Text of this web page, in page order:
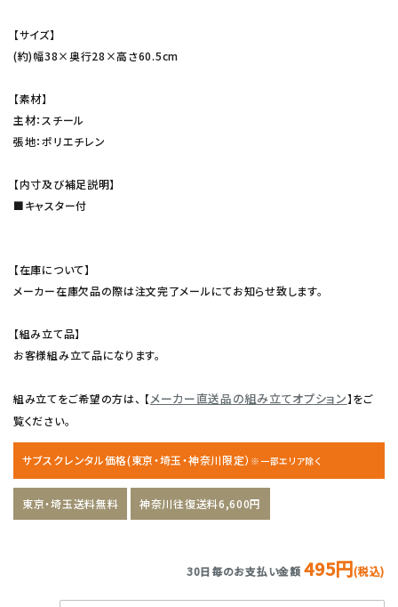
【サイズ】
(約)幅38×奥行28×高さ60.5cm
【素材】
主材：スチール
張地：ポリエチレン
【内寸及び補足説明】
■キャスター付
【在庫について】
メーカー在庫欠品の際は注文完了メールにてお知らせ致します。
【組み立て品】
お客様組み立て品になります。
組み立てをご希望の方は、 【メーカー直送品の組み立てオプション】をご
覧ください。
サブスクレンタル価格(東京・埼玉・神奈川限定） ※一部エリア除く
東京・埼玉送料無料 神奈川往復送料6,600円
30日毎のお支払い金額495円(税込)